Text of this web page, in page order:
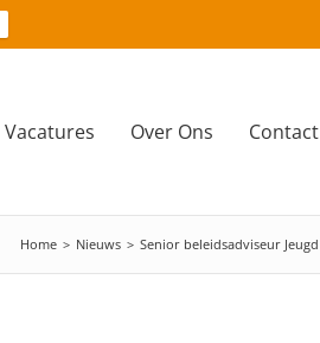
Vacatures Over Ons Contact
Home > Nieuws > Senior beleidsadviseur Jeugd